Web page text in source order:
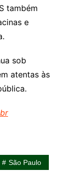
também
e
sob
atentas às
São Paulo